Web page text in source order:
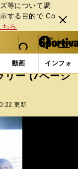
等について調
する⽬的で Co
ら
閉じ
る
web Sportiva (webスポルティーバ)
検索
マイペ
ー
ジ
メニュ
動画 インフォ
カ フォトギャラリー
リー (7ページ
更新